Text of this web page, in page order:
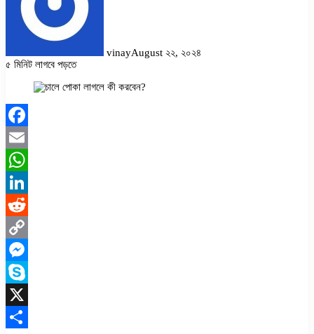
vinayAugust ২২, ২০২৪
৫ মিনিট লাগবে পড়তে
Facebook
Email
WhatsApp
LinkedIn
Reddit
Copy
Link
Messenger
Skype
X